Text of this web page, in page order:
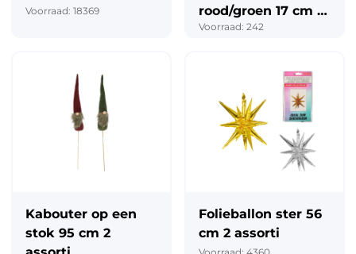
Voorraad: 18369
rood/groen 17 cm 2
assorti
Voorraad: 242
Kabouter op een
stok 95 cm 2
Folieballon ster 56
cm 2 assorti